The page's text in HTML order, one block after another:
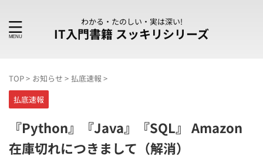
わかる・たのしい・実は深い!
IT入門書籍 スッキリシリーズ
TOP> お知らせ > 払底速報 >
払底速報
『Python』『Java』『SQL』 Amazon
在庫切れにつきまして（解消）